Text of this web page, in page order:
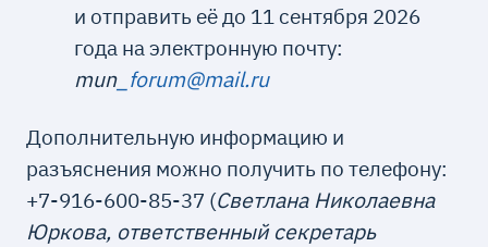
и отправить её до 11 сентября 2026
года на электронную почту:
mun_forum@mail.ru
Дополнительную информацию и
разъяснения можно получить по телефону:
+7-916-600-85-37 (Светлана Николаевна
Юркова, ответственный секретарь